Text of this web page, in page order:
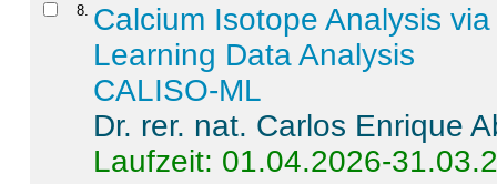
8 Calcium Isotope Analysis
Learning Data Analysis
CALISO-ML
Dr. rer. nat. Carlos Enrique
Laufzeit: 01.04.2026-